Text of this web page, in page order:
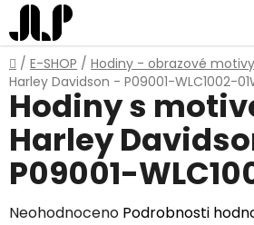
Přejít
na
obsah
Domů
/ E-SHOP / Hodiny - obrazové motivy
Harley Davidson - P09001-WLC1002-
Hodiny s
Harley
P09001-
Průměrné
Neohodnoceno Podrobnosti